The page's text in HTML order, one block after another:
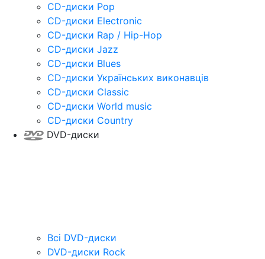
CD-диски Pop
CD-диски Electronic
CD-диски Rap / Hip-Hop
CD-диски Jazz
CD-диски Blues
CD-диски Українських виконавців
CD-диски Classic
CD-диски World music
CD-диски Country
DVD-диски
Всі DVD-диски
DVD-диски Rock